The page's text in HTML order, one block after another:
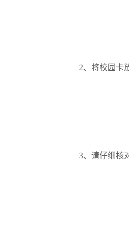
2、将校园卡
3、请仔细核